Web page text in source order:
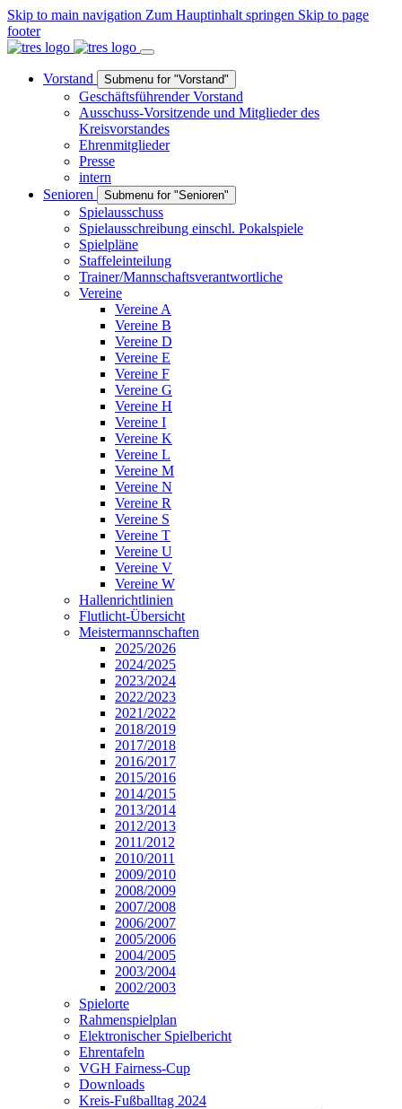
Skip to main navigation Zum Hauptinhalt springen Skip to page
footer
Vorstand Submenu for "Vorstand"
Geschäftsführender Vorstand
Ausschuss-Vorsitzende und Mitglieder des
Kreisvorstandes
Ehrenmitglieder
Presse
intern
Senioren
Submenu for "Senioren"
Spielausschuss
Spielausschreibung einschl. Pokalspiele
Spielpläne
Staffeleinteilung
Trainer/Mannschaftsverantwortliche
Vereine
Vereine A
Vereine B
Vereine D
Vereine E
Vereine F
Vereine G
Vereine H
Vereine I
Vereine K
Vereine L
Vereine M
Vereine N
Vereine R
Vereine S
Vereine T
Vereine U
Vereine V
Vereine W
Hallenrichtlinien
Flutlicht-Übersicht
Meistermannschaften
2025/2026
2024/2025
2023/2024
2022/2023
2021/2022
2018/2019
2017/2018
2016/2017
2015/2016
2014/2015
2013/2014
2012/2013
2011/2012
2010/2011
2009/2010
2008/2009
2007/2008
2006/2007
2005/2006
2004/2005
2003/2004
2002/2003
Spielorte
Rahmenspielplan
Elektronischer Spielbericht
Ehrentafeln
VGH Fairness-Cup
Downloads
Kreis-Fußballtag 2024